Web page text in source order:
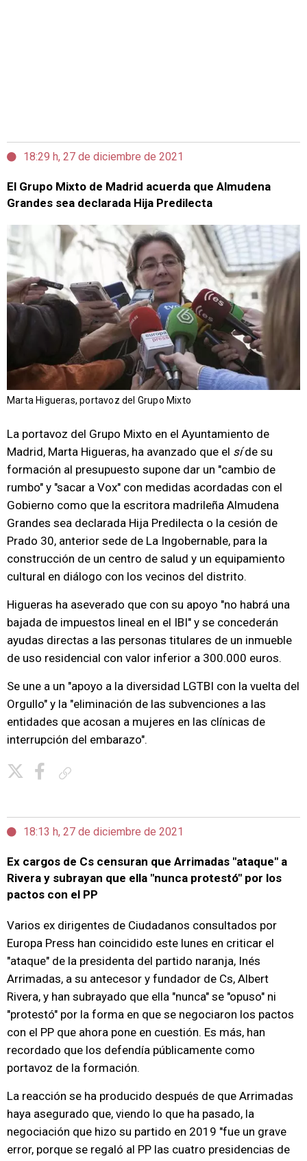
18:29 h, 27 de diciembre de 2021
El Grupo Mixto de Madrid acuerda que Almudena
Grandes sea declarada Hija Predilecta
Marta Higueras, portavoz del Grupo Mixto
La portavoz del Grupo Mixto en el Ayuntamiento de
Madrid, Marta Higueras, ha avanzado que el síde su
formación al presupuesto supone dar un "cambio de
rumbo" y "sacar a Vox" con medidas acordadas con el
Gobierno como que la escritora madrileña Almudena
Grandes sea declarada Hija Predilecta o la cesión de
Prado 30, anterior sede de La Ingobernable, para la
construcción de un centro de salud y un equipamiento
cultural en diálogo con los vecinos del distrito.
Higueras ha aseverado que con su apoyo "no habrá una
bajada de impuestos lineal en el IBI" y se concederán
ayudas directas a las personas titulares de un inmueble
de uso residencial con valor inferior a 300.000 euros.
Se une a un "apoyo a la diversidad LGTBI con la vuelta del
Orgullo" y la "eliminación de las subvenciones a las
entidades que acosan a mujeres en las clínicas de
interrupción del embarazo".
18:13 h, 27 de diciembre de 2021
Ex cargos de Cs censuran que Arrimadas "ataque" a
Rivera y subrayan que ella "nunca protestó" por los
pactos con el PP
Varios ex dirigentes de Ciudadanos consultados por
Europa Press han coincidido este lunes en criticar el
"ataque" de la presidenta del partido naranja, Inés
Arrimadas, a su antecesor y fundador de Cs, Albert
Rivera, y han subrayado que ella "nunca" se "opuso" ni
"protestó" por la forma en que se negociaron los pactos
con el PP que ahora pone en cuestión. Es más, han
recordado que los defendía públicamente como
portavoz de la formación.
La reacción se ha producido después de que Arrimadas
haya asegurado que, viendo lo que ha pasado, la
negociación que hizo su partido en 2019 "fue un grave
error, porque se regaló al PP las cuatro presidencias de